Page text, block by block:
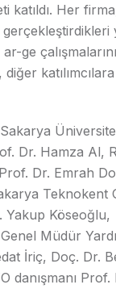
katıldı. Her
gerçekleştirdikleri
ge çalışmalarını
Dr. Hamza Al,
Prof. Dr. Emrah
Teknokent
Yakup Köseoğlu,
Müdür
İriç, Doç. Dr.
danışmanı Prof.